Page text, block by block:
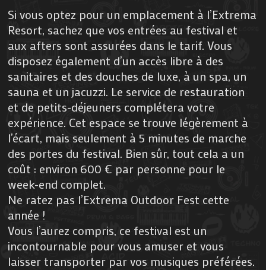
Si vous optez pour un emplacement à l’Extrema
Resort, sachez que vos entrées au festival et
aux afters sont assurées dans le tarif. Vous
disposez également d’un accès libre à des
sanitaires et des douches de luxe, à un spa, un
sauna et un jacuzzi. Le service de restauration
et de petits-déjeuners complétera votre
expérience. Cet espace se trouve légèrement à
l’écart, mais seulement à 5 minutes de marche
des portes du festival. Bien sûr, tout cela a un
coût : environ 600 € par personne pour le
week-end complet.
Ne ratez pas l’Extrema Outdoor Fest cette
année !
Vous l’aurez compris, ce festival est un
incontournable pour vous amuser et vous
laisser transporter par vos musiques préférées.